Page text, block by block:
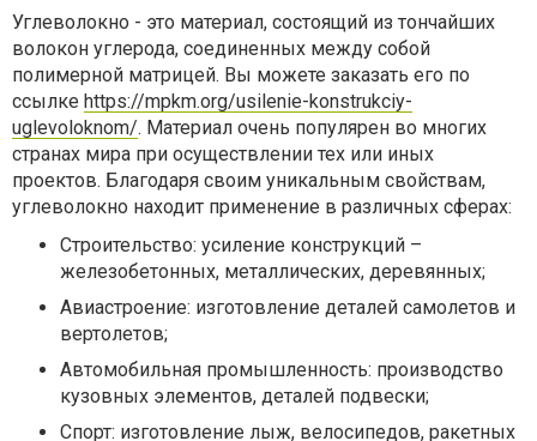
Углеволокно - это материал, состоящий из тончайших
волокон углерода, соединенных между собой
полимерной матрицей. Вы можете заказать его по
ссылке https://mpkm.org/usilenie-konstrukciy-
uglevoloknom/. Материал очень популярен во многих
странах мира при осуществлении тех или иных
проектов. Благодаря своим уникальным свойствам,
углеволокно находит применение в различных сферах:
Строительство: усиление конструкций –
железобетонных, металлических, деревянных;
Авиастроение: изготовление деталей самолетов и
вертолетов;
Автомобильная промышленность: производство
кузовных элементов, деталей подвески;
Спорт: изготовление лыж, велосипедов, ракетных